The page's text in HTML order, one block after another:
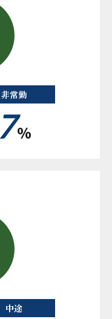
非常勤
7%
中途